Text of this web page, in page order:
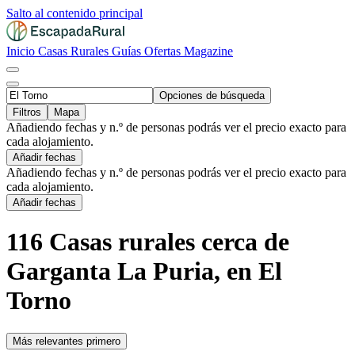
Salto al contenido principal
Inicio Casas Rurales Guías Ofertas Magazine
Opciones de búsqueda
Filtros
Mapa
Añadiendo fechas y n.º de personas podrás ver el precio exacto para
cada alojamiento.
Añadir fechas
Añadiendo fechas y n.º de personas podrás ver el precio exacto para
cada alojamiento.
Añadir fechas
116 Casas rurales cerca de
Garganta La Puria, en El
Torno
Más relevantes primero